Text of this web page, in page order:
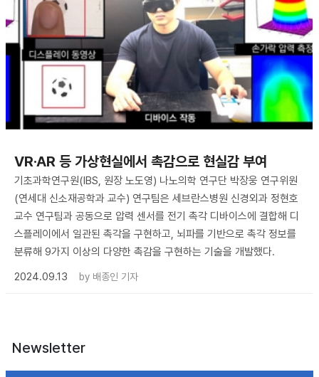
VR·AR 등 가상현실에서 촉감으로 현실감 부여
기초과학연구원(IBS, 원장 노도영) 나노의학 연구단 박장웅 연구위원
(연세대 신소재공학과 교수) 연구팀은 세브란스병원 신경외과 정현호
교수 연구팀과 공동으로 압력 센서를 전기 촉각 디바이스에 결합해 디
스플레이에서 일관된 촉각을 구현하고, 뇌파를 기반으로 촉각 정보를
분류해 9가지 이상의 다양한 촉감을 구현하는 기술을 개발했다.
2024.09.13
by 배종인 기자
Newsletter